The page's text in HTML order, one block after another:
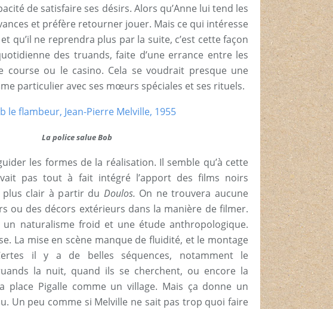
de satisfaire ses désirs. Alors qu’Anne lui tend les
et préfère retourner jouer. Mais ce qui intéresse
qu’il ne reprendra plus par la suite, c’est cette façon
des truands, faite d’une errance entre les
course ou le casino. Cela se voudrait presque une
particulier avec ses mœurs spéciales et ses rituels.
La police salue Bob
les formes de la réalisation. Il semble qu’à cette
pas tout à fait intégré l’apport des films noirs
plus clair à partir du Doulos. On ne trouvera aucune
ou des décors extérieurs dans la manière de filmer.
naturalisme froid et une étude anthropologique.
La mise en scène manque de fluidité, et le montage
il y a de belles séquences, notamment le
la nuit, quand ils se cherchent, ou encore la
place Pigalle comme un village. Mais ça donne un
Un peu comme si Melville ne sait pas trop quoi faire